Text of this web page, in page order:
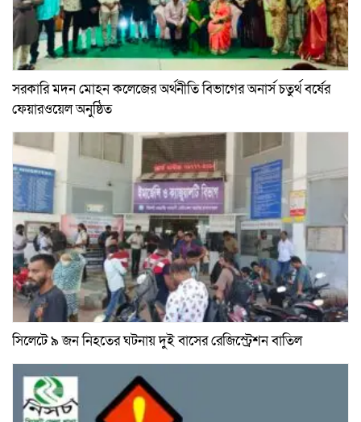
সরকারি মদন মোহন কলেজের অর্থনীতি বিভাগের অনার্স চতুর্থ বর্ষের
ফেয়ারওয়েল অনুষ্ঠিত
সিলেটে ৯ জন নিহতের ঘটনায় দুই বাসের রেজিস্ট্রেশন বাতিল